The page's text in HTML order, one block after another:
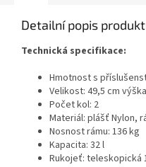
Detailní popis
Technická specifikace:
Hmotnost s
Velikost: 49,5 cm
Počet kol: 2
Materiál: plášť Nylon,
Nosnost rámu: 136 kg
Kapacita: 32 l
Rukojeť: teleskopická